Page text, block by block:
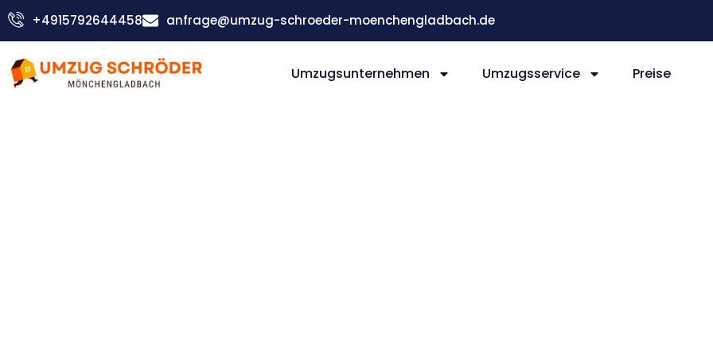
Zum
Inhalt
+4915792644458 anfrage@umzug-schroeder-moenchengladbach.de
Umzugsunternehmen Umzugsservice Preise